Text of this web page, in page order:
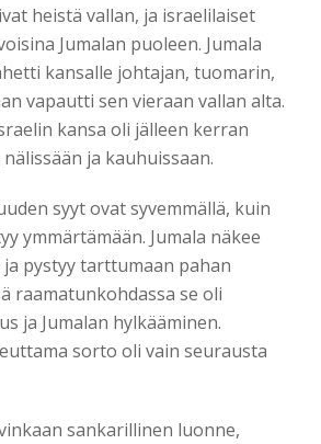
heistä vallan, ja israelilaiset
Jumalan puoleen. Jumala
kansalle johtajan, tuomarin,
vapautti sen vieraan vallan alta.
kansa oli jälleen kerran
ja kauhuissaan.
syyt ovat syvemmällä, kuin
ymmärtämään. Jumala näkee
pystyy tarttumaan pahan
raamatunkohdassa se oli
ja Jumalan hylkääminen.
sorto oli vain seurausta
sankarillinen luonne,